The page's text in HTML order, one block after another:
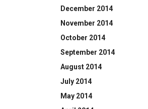
December 2014
November 2014
October 2014
September 2014
August 2014
July 2014
May 2014